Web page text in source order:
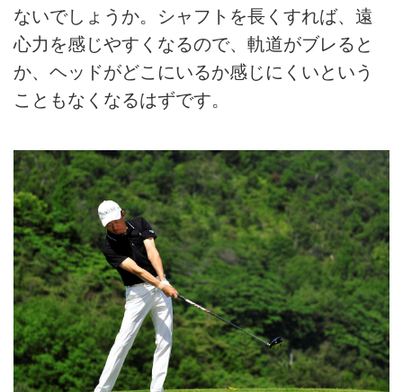
ないでしょうか。シャフトを長くすれば、遠
心力を感じやすくなるので、軌道がブレると
か、ヘッドがどこにいるか感じにくいという
こともなくなるはずです。